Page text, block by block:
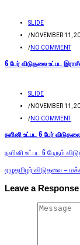
SLIDE
/NOVEMBER 11,
/NO COMMENT
6 பேர் விடுதலை உட்பட
SLIDE
/NOVEMBER 11,
/NO COMMENT
நளினி உட்பட 6 பேர்
நளினி உட்பட 6 பேரும்
ஏழுதமிழர் விடுதலை –
Leave a Response